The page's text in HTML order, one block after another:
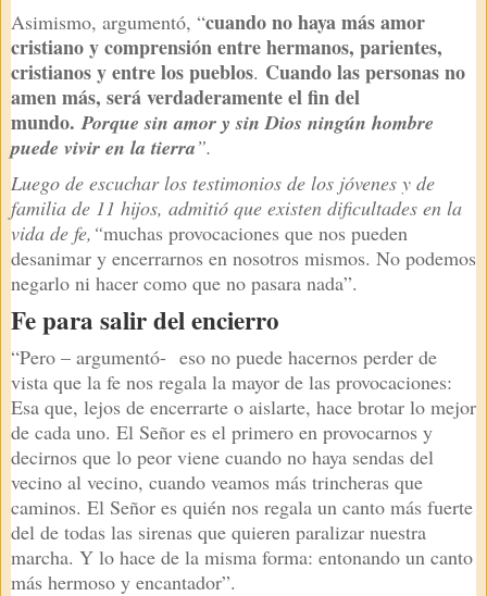
Asimismo, argumentó, “cuando no haya más amor
cristiano y comprensión entre hermanos, parientes,
cristianos y entre los pueblos. Cuando las personas no
amen más, será verdaderamente el fin del
mundo.Porque sin amor y sin Dios ningún hombre
puede vivir en la tierra”.
Luego de escuchar los testimonios de los jóvenes y de
familia de 11 hijos, admitió que existen dificultades en la
vida de fe,“muchas provocaciones que nos pueden
desanimar y encerrarnos en nosotros mismos. No podemos
negarlo ni hacer como que no pasara nada”.
Fe para salir del encierro
“Pero – argumentó- eso no puede hacernos perder de
vista que la fe nos regala la mayor de las provocaciones:
Esa que, lejos de encerrarte o aislarte, hace brotar lo mejor
de cada uno. El Señor es el primero en provocarnos y
decirnos que lo peor viene cuando no haya sendas del
vecino al vecino, cuando veamos más trincheras que
caminos. El Señor es quién nos regala un canto más fuerte
del de todas las sirenas que quieren paralizar nuestra
marcha. Y lo hace de la misma forma: entonando un canto
más hermoso y encantador”.